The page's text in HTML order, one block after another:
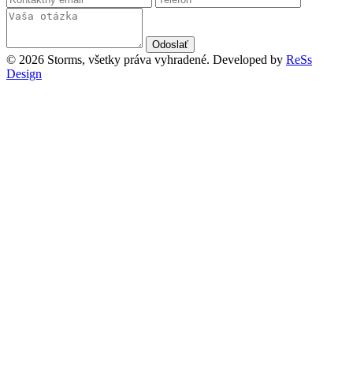
Odoslať
© 2026 Storms, všetky práva vyhradené. Developed by ReSs
Design